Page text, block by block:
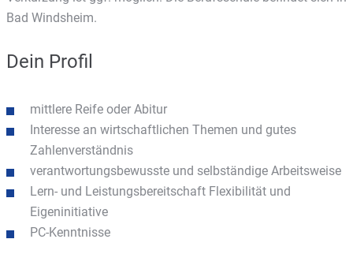
Bad Windsheim.
Dein Profil
mittlere Reife oder Abitur
Interesse an wirtschaftlichen Themen und gutes
Zahlenverständnis
verantwortungsbewusste und selbständige Arbeitsweise
Lern- und Leistungsbereitschaft Flexibilität und
Eigeninitiative
PC-Kenntnisse